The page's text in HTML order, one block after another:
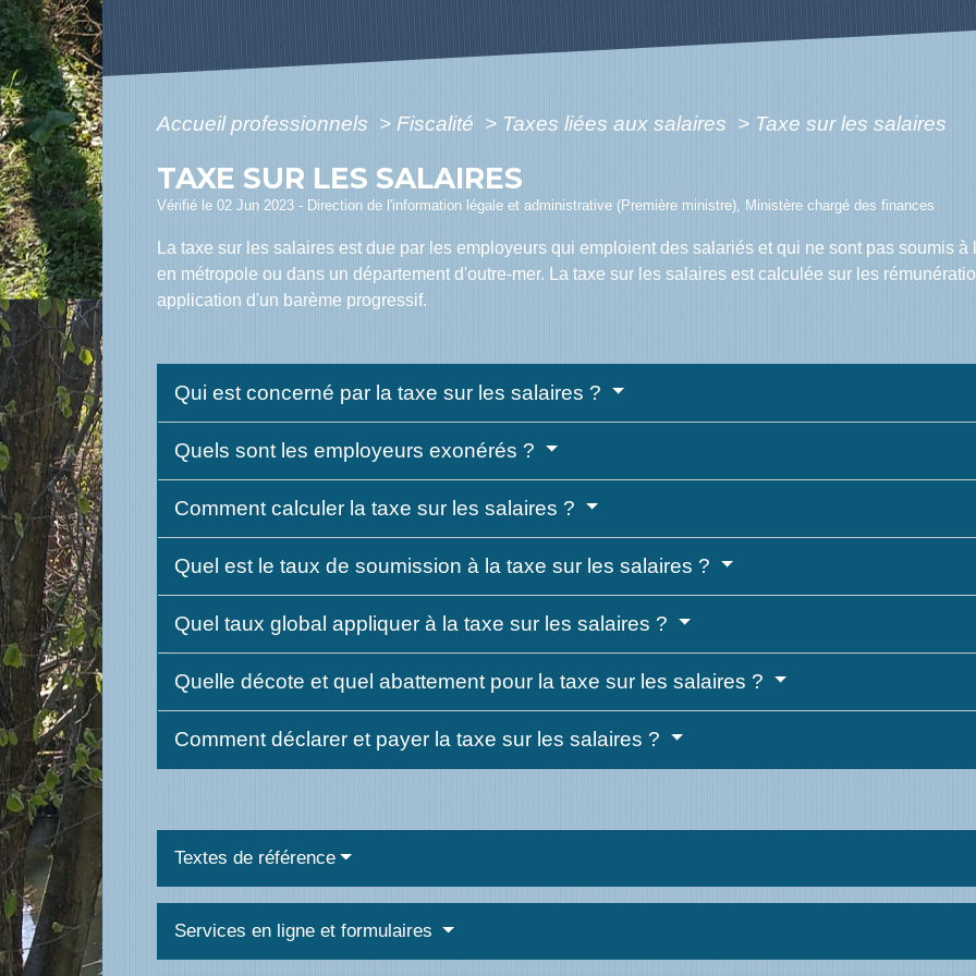
Accueil professionnels > Fiscalité > Taxes liées aux salaires > Taxe sur les salaires
TAXE SUR LES SALAIRES
Vérifié le 02 Jun 2023 - Direction de l'information légale et administrative (Première ministre), Ministère chargé des finances
La taxe sur les salaires est due par les employeurs qui emploient des salariés et qui ne sont pas soumis
en métropole ou dans un département d'outre-mer. La taxe sur les salaires est calculée sur les
application d'un barème progressif.
Qui est concerné par la taxe sur les salaires ?
Quels sont les employeurs exonérés ?
Comment calculer la taxe sur les salaires ?
Quel est le taux de soumission à la taxe sur les salaires ?
Quel taux global appliquer à la taxe sur les salaires ?
Quelle décote et quel abattement pour la taxe sur les salaires ?
Comment déclarer et payer la taxe sur les salaires ?
Textes de référence
Services en ligne et formulaires